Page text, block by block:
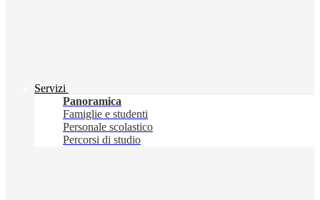
Servizi
Panoramica
Famiglie e studenti
Personale scolastico
Percorsi di studio